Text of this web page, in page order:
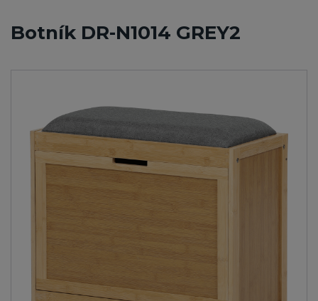
Botník DR-N1014 GREY2